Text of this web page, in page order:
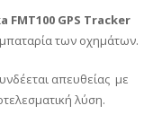
FMT100 GPS Tracker
των οχημάτων.
απευθείας με
λύση.